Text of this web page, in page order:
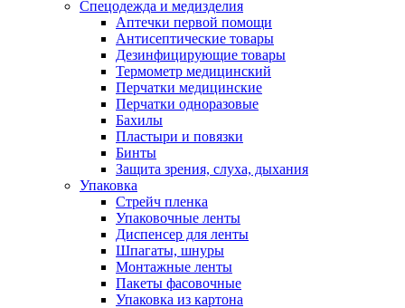
Спецодежда и медизделия
Аптечки первой помощи
Антисептические товары
Дезинфицирующие товары
Термометр медицинский
Перчатки медицинские
Перчатки одноразовые
Бахилы
Пластыри и повязки
Бинты
Защита зрения, слуха, дыхания
Упаковка
Стрейч пленка
Упаковочные ленты
Диспенсер для ленты
Шпагаты, шнуры
Монтажные ленты
Пакеты фасовочные
Упаковка из картона